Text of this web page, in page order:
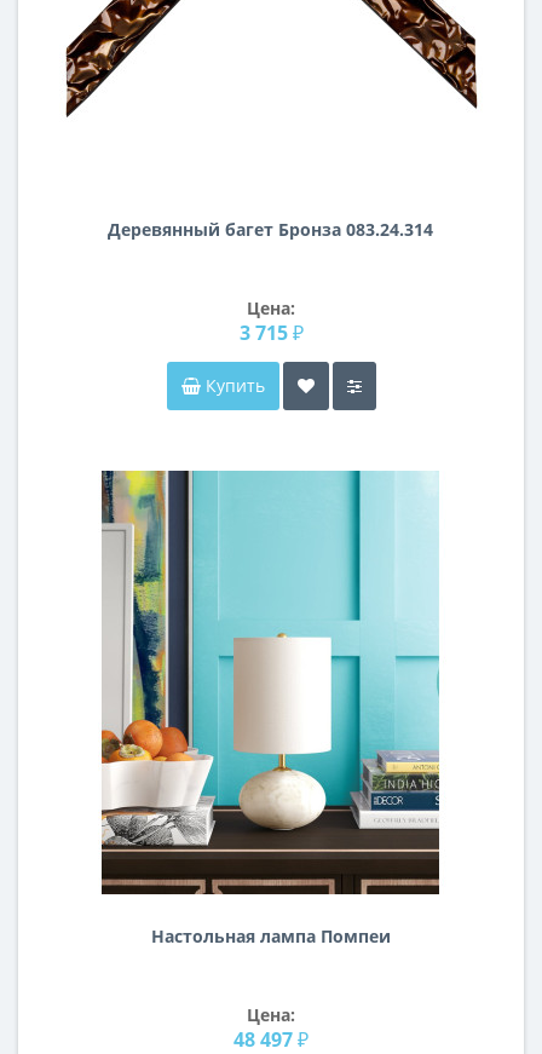
Деревянный багет Бронза 083.24.314
Цена:
3 715 ₽
Купить
Настольная лампа Помпеи
Цена:
48 497 ₽